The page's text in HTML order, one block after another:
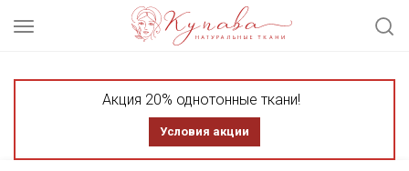
Акция 20% однотонные ткани!
Условия акции